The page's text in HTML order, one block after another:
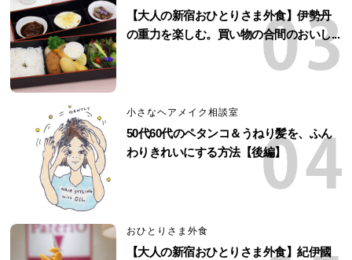
【大人の新宿おひとりさま外食】伊勢丹
の重力を楽しむ。買い物の合間のおいし...
小さなヘアメイク相談室
50代60代のペタンコ＆うねり髪を、ふん
わりきれいにする方法【後編】
おひとりさま外食
【大人の新宿おひとりさま外食】紀伊國